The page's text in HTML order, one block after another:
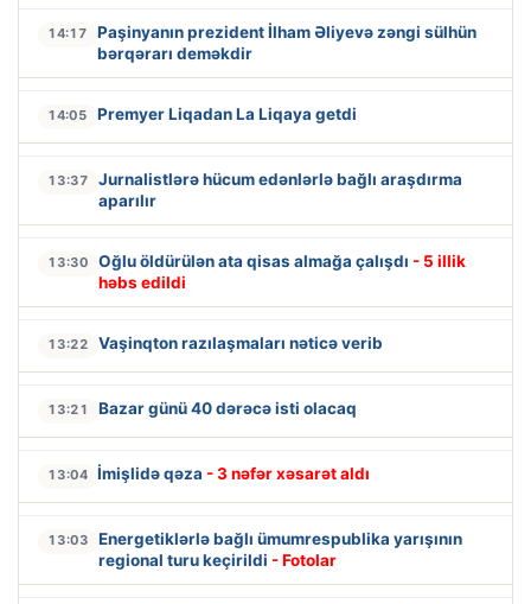
14:17
Paşinyanın prezident İlham Əliyevə zəngi sülhün
bərqərarı deməkdir
14:05 Premyer Liqadan La Liqaya getdi
13:37
Jurnalistlərə hücum edənlərlə bağlı araşdırma
aparılır
13:30 Oğlu öldürülən ata qisas almağa çalışdı - 5 illik
həbs edildi
13:22 Vaşinqton razılaşmaları nəticə verib
13:21 Bazar günü 40 dərəcə isti olacaq
13:04 İmişlidə qəza - 3 nəfər xəsarət aldı
13:03
Energetiklərlə bağlı ümumrespublika yarışının
regional turu keçirildi - Fotolar